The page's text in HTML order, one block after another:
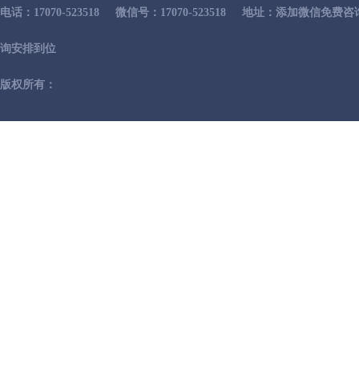
电话：17070-523518 微信号：17070-523518 地址：添加微信免费
询安排到位
版权所有：